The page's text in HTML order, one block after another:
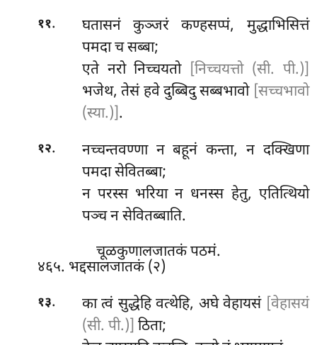
११.
घतासनं कुञ्जरं कण्हसप्पं, मुद्धाभिसित्तं
पमदा च सब्बा;
एते नरो निच्चयतो
[निच्चयत्तो (सी. पी.)]
भजेथ, तेसं हवे दुब्बिदु सब्बभावो [सच्चभावो
(स्या.)] .
१२. नच्चन्तवण्णा न बहूनं कन्ता, न दक्खिणा
पमदा सेवितब्बा;
न परस्स भरिया न धनस्स हेतु, एतित्थियो
पञ्च न सेवितब्बाति.
चूळकुणालजातकं पठमं.
४६५. भद्दसालजातकं (२)
१३. का त्वं सुद्धेहि वत्थेहि, अघे वेहायसं [वेहासयं
(सी. पी.)] ठिता;